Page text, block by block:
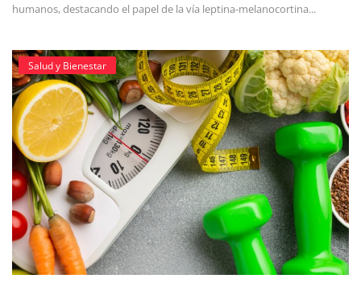
humanos, destacando el papel de la vía leptina-melanocortina...
Salud y Bienestar